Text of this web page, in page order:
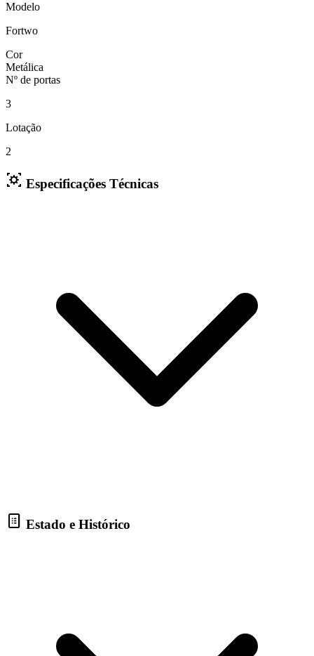
Modelo
Fortwo
Cor
Metálica
Nº de portas
3
Lotação
2
Especificações Técnicas
Estado e Histórico